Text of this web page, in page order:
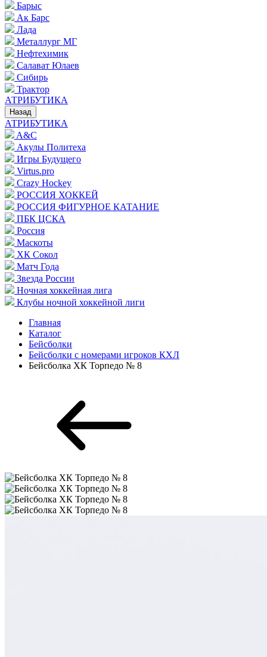
Барыс
Ак Барс
Лада
Металлург МГ
Нефтехимик
Салават Юлаев
Сибирь
Трактор
АТРИБУТИКА
Назад
АТРИБУТИКА
A&C
Акулы Политеха
Игры Будущего
Virtus.pro
Crazy Hockey
РОССИЯ ХОККЕЙ
РОССИЯ ФИГУРНОЕ КАТАНИЕ
ПБК ЦСКА
Россия
Маскоты
ХК Сокол
Матч Года
Звезда России
Ночная хоккейная лига
Клубы ночной хоккейной лиги
Главная
Каталог
Бейсболки
Бейсболки с номерами игроков КХЛ
Бейсболка ХК Торпедо № 8